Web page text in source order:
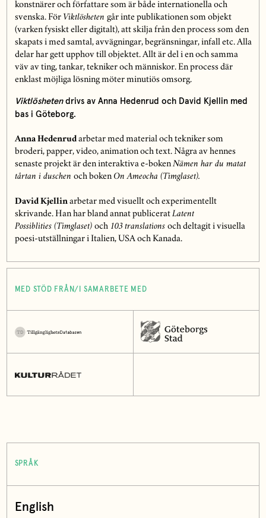
konstnärer och författare som är både internationella och
svenska. För Viktlösheten går inte publikationen som objekt
(varken fysiskt eller digitalt), att skilja från den process som den
skapats i med samtal, avvägningar, begränsningar, infall etc. Alla
delar har gett upphov till objektet. Allt är del i en och samma
väv av ting, tankar, tekniker och människor. En process där
enklast möjliga lösning möter minutiös omsorg.
Viktlösheten drivs av Anna Hedenrud och David Kjellin med
bas i Göteborg.
Anna Hedenrud arbetar med material och tekniker som
broderi, papper, video, animation och text. Några av hennes
senaste projekt är den interaktiva e-bokenNämen har du matat
tårtan i duschen och boken On Ameocha (Timglaset).
David Kjellin arbetar med visuellt och experimentellt
skrivande. Han har bland annat publicerat Latent
Possiblities (Timglaset) och 103 translations och deltagit i visuella
poesi-utställningar i Italien, USA och Kanada.
MED STÖD FRÅN/I SAMARBETE MED
SPRÅK
English